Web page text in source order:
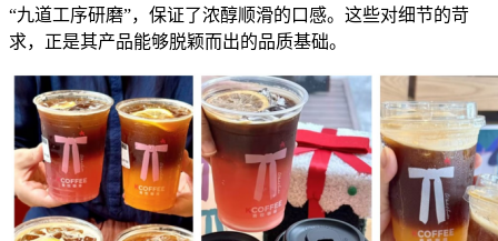
“九道工序研磨”，保证了浓醇顺滑的口感。这些对细节的苛
求，正是其产品能够脱颖而出的品质基础。